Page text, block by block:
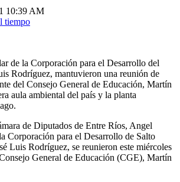
10:39 AM
tiempo
de la Corporación para el Desarrollo del
Rodríguez, mantuvieron una reunión de
del Consejo General de Educación, Martín
aula ambiental del país y la planta
de Diputados de Entre Ríos, Angel
Corporación para el Desarrollo de Salto
Luis Rodríguez, se reunieron este miércoles
General de Educación (CGE), Martín